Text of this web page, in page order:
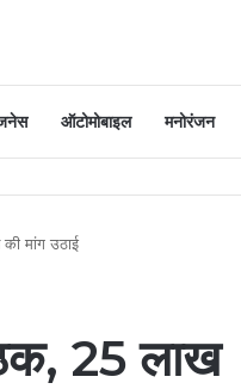
ऑटोमोबाइल मनोरंजन
मांग उठाई
25 लाख